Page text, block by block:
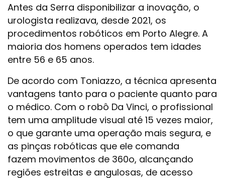
Antes da Serra disponibilizar a inovação, o
urologista realizava, desde 2021, os
procedimentos robóticos em Porto Alegre. A
maioria dos homens operados tem idades
entre 56 e 65 anos.
De acordo com Toniazzo, a técnica apresenta
vantagens tanto para o paciente quanto para
o médico. Com o robô Da Vinci, o profissional
tem uma amplitude visual até 15 vezes maior,
o que garante uma operação mais segura, e
as pinças robóticas que ele comanda
fazem movimentos de 360o, alcançando
regiões estreitas e angulosas, de acesso